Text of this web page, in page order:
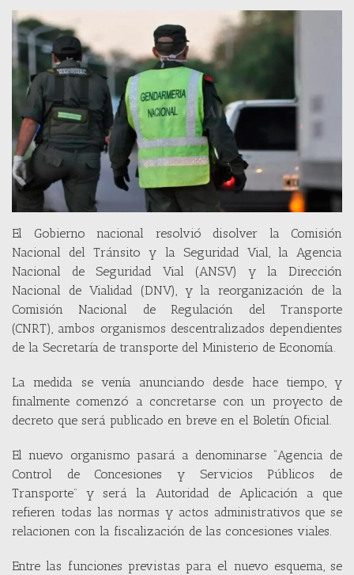
El Gobierno nacional resolvió disolver la Comisión
Nacional del Tránsito y la Seguridad Vial, la Agencia
Nacional de Seguridad Vial (ANSV) y la Dirección
Nacional de Vialidad (DNV), y la reorganización de la
Comisión Nacional de Regulación del Transporte
(CNRT), ambos organismos descentralizados dependientes
de la Secretaría de transporte del Ministerio de Economía.
La medida se venía anunciando desde hace tiempo, y
finalmente comenzó a concretarse con un proyecto de
decreto que será publicado en breve en el Boletín Oficial.
El nuevo organismo pasará a denominarse “Agencia de
Control de Concesiones y Servicios Públicos de
Transporte” y será la Autoridad de Aplicación a que
refieren todas las normas y actos administrativos que se
relacionen con la fiscalización de las concesiones viales.
Entre las funciones previstas para el nuevo esquema, se